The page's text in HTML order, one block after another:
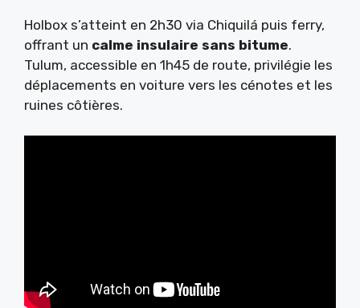
Holbox s’atteint en 2h30 via Chiquilá puis ferry,
offrant un calme insulaire sans bitume.
Tulum, accessible en 1h45 de route, privilégie les
déplacements en voiture vers les cénotes et les
ruines côtières.